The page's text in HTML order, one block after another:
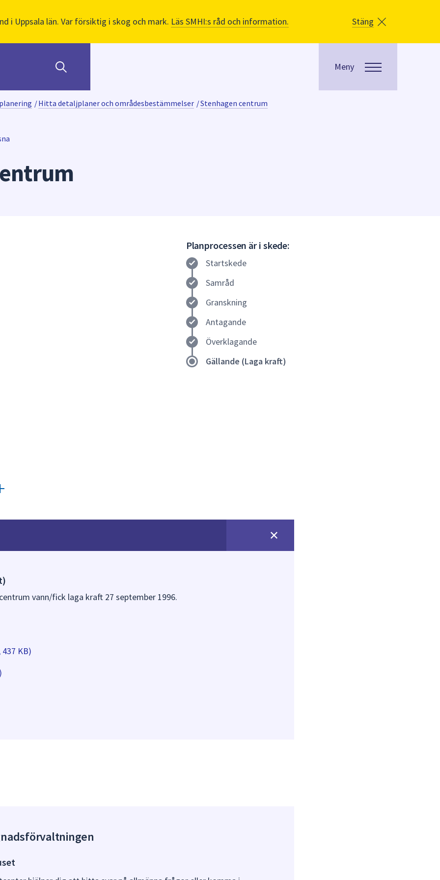
i Uppsala län. Var försiktig i skog och mark. Läs SMHI:s råd och information. Stäng
Meny
/Hitta detaljplaner och områdesbestämmelser /Stenhagen centrum
Planprocessen är i skede:
Startskede
Samråd
Granskning
Antagande
Överklagande
Gällande (Laga kraft)
vann/fick laga kraft 27 september 1996.
437 KB)